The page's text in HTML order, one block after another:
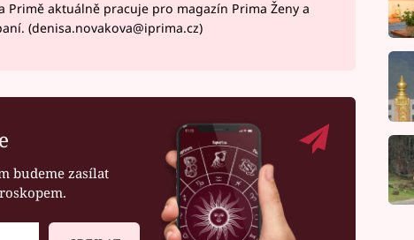
aktuálně pracuje pro magazín Prima Ženy a
(denisa.novakova@iprima.cz)
budeme zasílat